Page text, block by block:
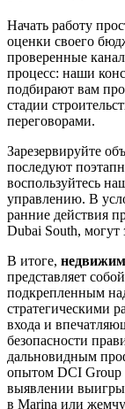
Начать работу
оценки своего
проверенные
процесс: наши
подбирают вам
стадии
переговорами.
Зарезервируйте
последуют
воспользуйтесь
управлению. В
ранние действия
Dubai South, могут
В итоге,
представляет
подкрепленным
стратегическими
входа и
безопасности
дальновидным
опытом DCI Group
выявлении
в Marina или